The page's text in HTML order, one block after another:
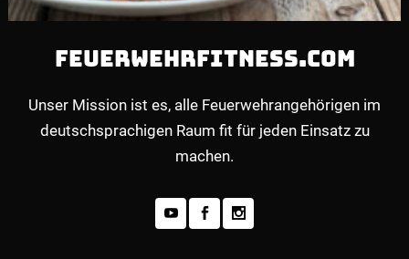
FEUERWEHRFITNESS.COM
Unser Mission ist es, alle Feuerwehrangehörigen im
deutschsprachigen Raum fit für jeden Einsatz zu
machen.